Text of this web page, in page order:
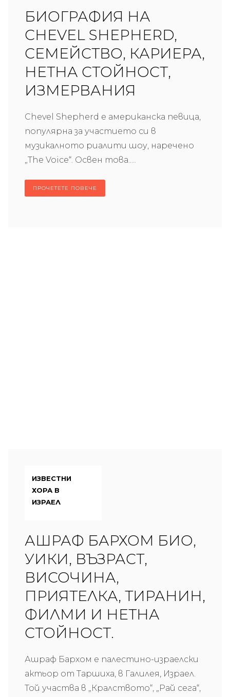
БИОГРАФИЯ НА
CHEVEL SHEPHERD,
СЕМЕЙСТВО, КАРИЕРА,
НЕТНА СТОЙНОСТ,
ИЗМЕРВАНИЯ
Chevel Shepherd е американска певица,
популярна за участието си в
музикалното риалити шоу, наречено
„The Voice“. Освен това.....
ПРОЧЕТЕТЕ ПОВЕЧЕ
ИЗВЕСТНИ
ХОРА В
ИЗРАЕЛ
АШРАФ БАРХОМ БИО,
УИКИ, ВЪЗРАСТ,
ВИСОЧИНА,
ПРИЯТЕЛКА, ТИРАНИН,
ФИЛМИ И НЕТНА
СТОЙНОСТ.
Ашраф Бархом е палестино-израелски
актьор от Таршиха, в Галилея, Израел.
Той участва в „Кралството“, „Рай сега“,